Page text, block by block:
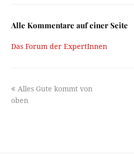
Alle Kommentare auf einer Seite
Das Forum der ExpertInnen
previous
post:
Alles Gute kommt von
oben